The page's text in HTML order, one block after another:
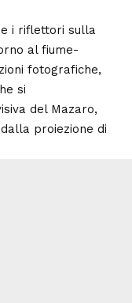
i riflettori sulla
al fiume-
fotografiche,
si
del Mazaro,
proiezione di